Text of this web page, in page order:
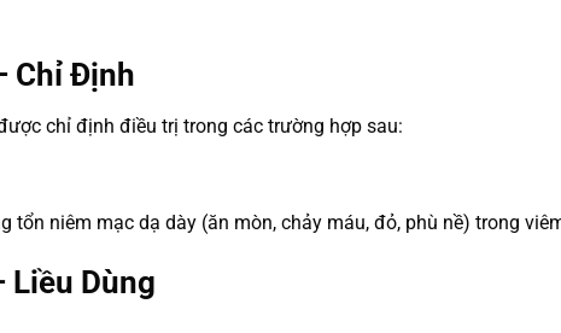
Chỉ Định
chỉ định điều trị trong các trường hợp sau:
tổn niêm mạc dạ dày (ăn mòn, chảy máu, đỏ, phù nề) trong
Liều Dùng